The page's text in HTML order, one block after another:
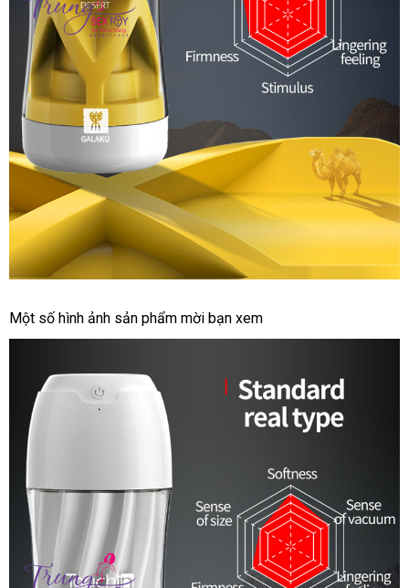
Tự
Touch
Công
Nghệ
Nhật
Giúp
Bạn
Vui
Vẻ
Một số hình ảnh sản phẩm mời bạn xem